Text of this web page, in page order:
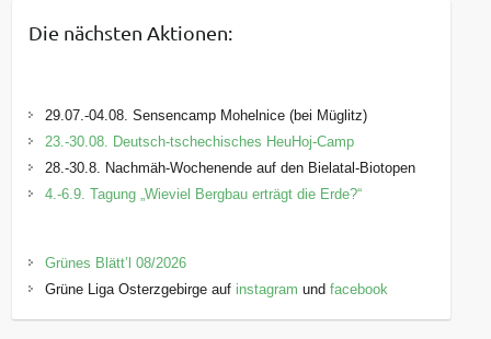
Die nächsten Aktionen:
29.07.-04.08. Sensencamp Mohelnice (bei Müglitz)
23.-30.08. Deutsch-tschechisches HeuHoj-Camp
28.-30.8. Nachmäh-Wochenende auf den Bielatal-Biotopen
4.-6.9. Tagung „Wieviel Bergbau erträgt die Erde?“
Grünes Blätt’l 08/2026
Grüne Liga Osterzgebirge auf instagram undfacebook